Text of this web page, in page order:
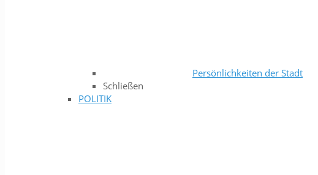
Persönlichkeiten der Stadt
Schließen
POLITIK